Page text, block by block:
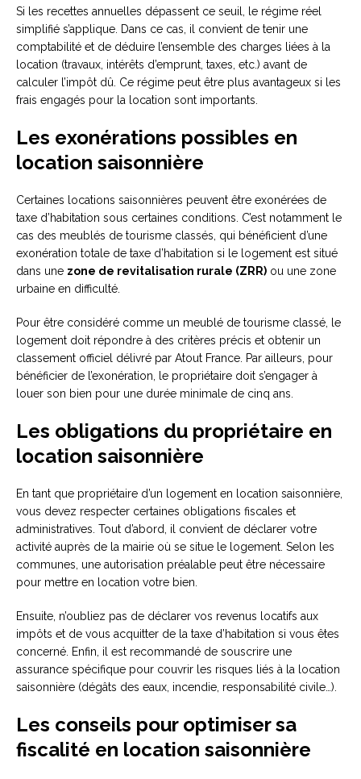
Si les recettes annuelles dépassent ce seuil, le régime réel
simplifié s’applique. Dans ce cas, il convient de tenir une
comptabilité et de déduire l’ensemble des charges liées à la
location (travaux, intérêts d’emprunt, taxes, etc.) avant de
calculer l’impôt dû. Ce régime peut être plus avantageux si les
frais engagés pour la location sont importants.
Les exonérations possibles en
location saisonnière
Certaines locations saisonnières peuvent être exonérées de
taxe d’habitation sous certaines conditions. C’est notamment le
cas des meublés de tourisme classés, qui bénéficient d’une
exonération totale de taxe d’habitation si le logement est situé
dans une zone de revitalisation rurale (ZRR) ou une zone
urbaine en difficulté.
Pour être considéré comme un meublé de tourisme classé, le
logement doit répondre à des critères précis et obtenir un
classement officiel délivré par Atout France. Par ailleurs, pour
bénéficier de l’exonération, le propriétaire doit s’engager à
louer son bien pour une durée minimale de cinq ans.
Les obligations du propriétaire en
location saisonnière
En tant que propriétaire d’un logement en location saisonnière,
vous devez respecter certaines obligations fiscales et
administratives. Tout d’abord, il convient de déclarer votre
activité auprès de la mairie où se situe le logement. Selon les
communes, une autorisation préalable peut être nécessaire
pour mettre en location votre bien.
Ensuite, n’oubliez pas de déclarer vos revenus locatifs aux
impôts et de vous acquitter de la taxe d’habitation si vous êtes
concerné. Enfin, il est recommandé de souscrire une
assurance spécifique pour couvrir les risques liés à la location
saisonnière (dégâts des eaux, incendie, responsabilité civile…).
Les conseils pour optimiser sa
fiscalité en location saisonnière